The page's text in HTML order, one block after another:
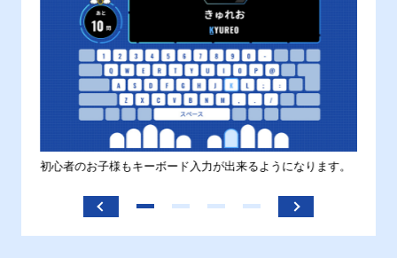
初心者のお子様もキーボード入力が出来るようになります。